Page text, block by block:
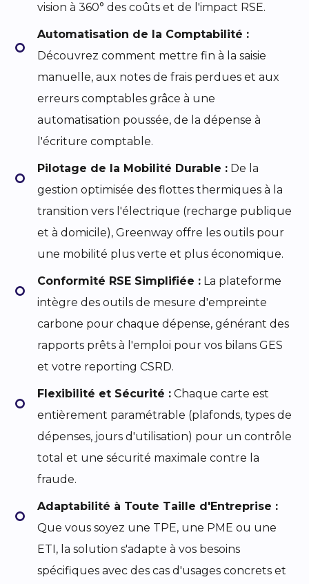
vision à 360° des coûts et de l'impact RSE.
Automatisation de la Comptabilité :
Découvrez comment mettre fin à la saisie
manuelle, aux notes de frais perdues et aux
erreurs comptables grâce à une
automatisation poussée, de la dépense à
l'écriture comptable.
Pilotage de la Mobilité Durable : De la
gestion optimisée des flottes thermiques à la
transition vers l'électrique (recharge publique
et à domicile), Greenway offre les outils pour
une mobilité plus verte et plus économique.
Conformité RSE Simplifiée : La plateforme
intègre des outils de mesure d'empreinte
carbone pour chaque dépense, générant des
rapports prêts à l'emploi pour vos bilans GES
et votre reporting CSRD.
Flexibilité et Sécurité : Chaque carte est
entièrement paramétrable (plafonds, types de
dépenses, jours d'utilisation) pour un contrôle
total et une sécurité maximale contre la
fraude.
Adaptabilité à Toute Taille d'Entreprise :
Que vous soyez une TPE, une PME ou une
ETI, la solution s'adapte à vos besoins
spécifiques avec des cas d'usages concrets et